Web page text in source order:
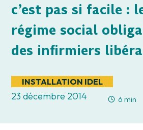
c’est pas si facile :
régime social
des infirmiers
INSTALLATION IDEL
23 décembre 2014 6 min